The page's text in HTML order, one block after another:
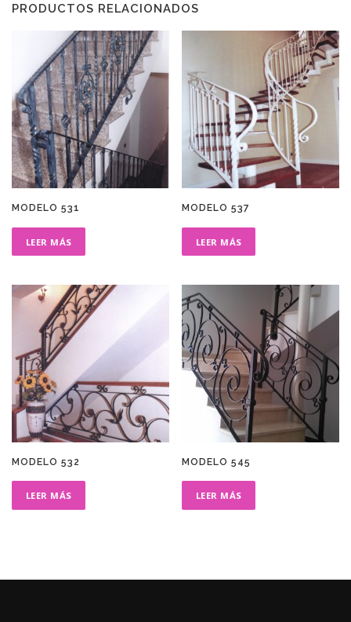
PRODUCTOS RELACIONADOS
MODELO 531
LEER MÁS
MODELO 537
LEER MÁS
MODELO 532
LEER MÁS
MODELO 545
LEER MÁS